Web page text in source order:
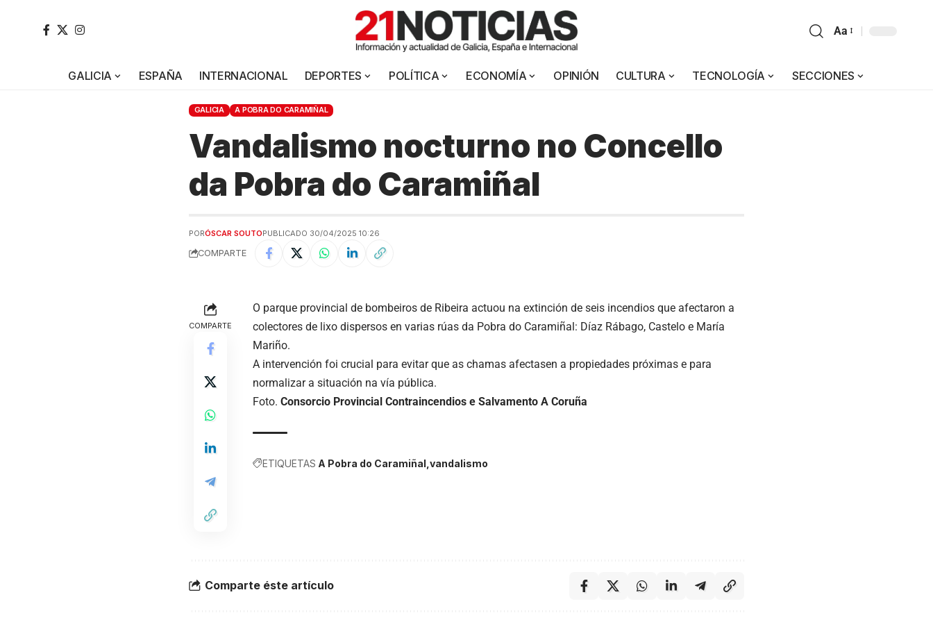
Aa
GALICIA ESPAÑA INTERNACIONAL DEPORTES POLÍTICA ECONOMÍA OPINIÓN CULTURA TECNOLOGÍA SECCIONES
GALICIA A POBRA DO CARAMIÑAL
Vandalismo nocturno no Concello
da Pobra do Caramiñal
PORÓSCAR SOUTOPUBLICADO 30/04/2025 10:26
COMPARTE
COMPARTE
O parque provincial de bombeiros de Ribeira actuou na extinción de seis incendios que afectaron a
colectores de lixo dispersos en varias rúas da Pobra do Caramiñal: Díaz Rábago, Castelo e María
Mariño.
A intervención foi crucial para evitar que as chamas afectasen a propiedades próximas e para
normalizar a situación na vía pública.
Foto. Consorcio Provincial Contraincendios e Salvamento A Coruña
ETIQUETAS A Pobra do Caramiñal vandalismo
Comparte éste artículo